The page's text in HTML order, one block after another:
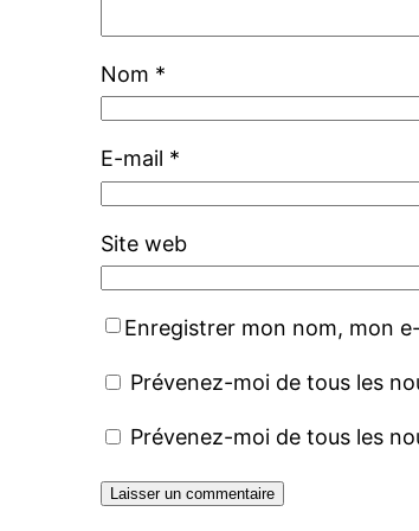
Nom *
E-mail *
Site web
Enregistrer mon nom, mon
Prévenez-moi de tous les
Prévenez-moi de tous les